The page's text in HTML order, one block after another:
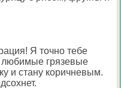
Я точно тебе
грязевые
и стану коричневым.